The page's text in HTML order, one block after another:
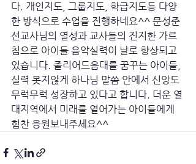
다. 개인지도, 그룹지도, 학급지도등 다양
한 방식으로 수업을 진행하네요^^ 문성준
선교사님의 열성과 교사들의 진지한 가르
침으로 아이들 음악실력이 날로 향상되고
있습니다. 줄리어드음대를 꿈꾸는 아이들,
실력 못지않게 하나님 말씀 안에서 신앙도
무럭무럭 성장하고 있다고 합니다. 더운 열
대지역에서 미래를 열어가는 아이들에게
힘찬 응원보내주세요^^